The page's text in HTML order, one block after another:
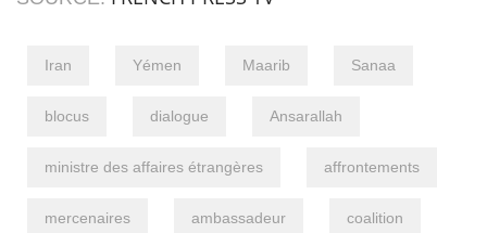
Iran Yémen Maarib Sanaa
blocus dialogue Ansarallah
ministre des affaires étrangères affrontements
mercenaires ambassadeur coalition